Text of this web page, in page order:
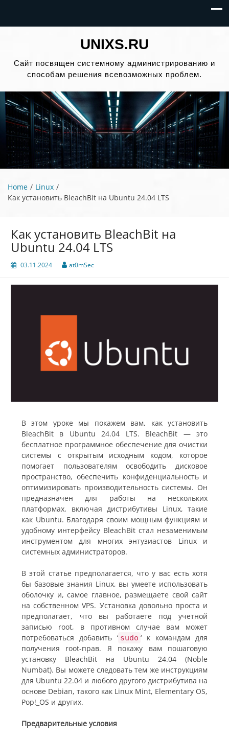
UNIXS.RU
Сайт посвящен системному администрированию и
способам решения всевозможных проблем.
Home
Linux
Как установить BleachBit на Ubuntu 24.04 LTS
Как установить BleachBit на
Ubuntu 24.04 LTS
03.11.2024 at0mSec
В этом уроке мы покажем вам, как установить
BleachBit в Ubuntu 24.04 LTS. BleachBit — это
бесплатное программное обеспечение для очистки
системы с открытым исходным кодом, которое
помогает пользователям освободить дисковое
пространство, обеспечить конфиденциальность и
оптимизировать производительность системы. Он
предназначен для работы на нескольких
платформах, включая дистрибутивы Linux, такие
как Ubuntu. Благодаря своим мощным функциям и
удобному интерфейсу BleachBit стал незаменимым
инструментом для многих энтузиастов Linux и
системных администраторов.
В этой статье предполагается, что у вас есть хотя
бы базовые знания Linux, вы умеете использовать
оболочку и, самое главное, размещаете свой сайт
на собственном VPS. Установка довольно проста и
предполагает, что вы работаете под учетной
записью root, в противном случае вам может
потребоваться добавить ‘ sudo ‘ к командам для
получения root-прав. Я покажу вам пошаговую
установку BleachBit на Ubuntu 24.04 (Noble
Numbat). Вы можете следовать тем же инструкциям
для Ubuntu 22.04 и любого другого дистрибутива на
основе Debian, такого как Linux Mint, Elementary OS,
Pop!_OS и других.
Предварительные условия